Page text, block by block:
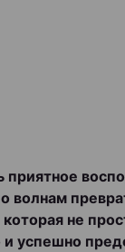
волнам
не
успешно